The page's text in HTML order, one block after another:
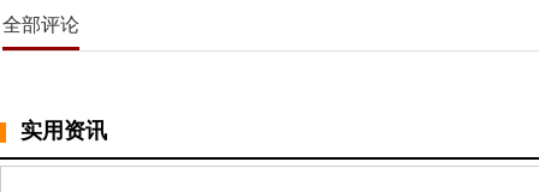
全部评论
实用资讯